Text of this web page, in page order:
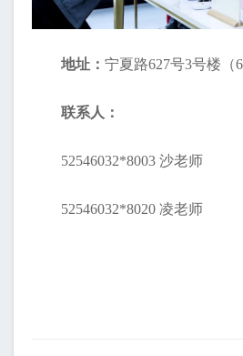
地址： 宁夏路627号3号楼（
联系人：
52546032*8003 沙老师
52546032*8020 凌老师